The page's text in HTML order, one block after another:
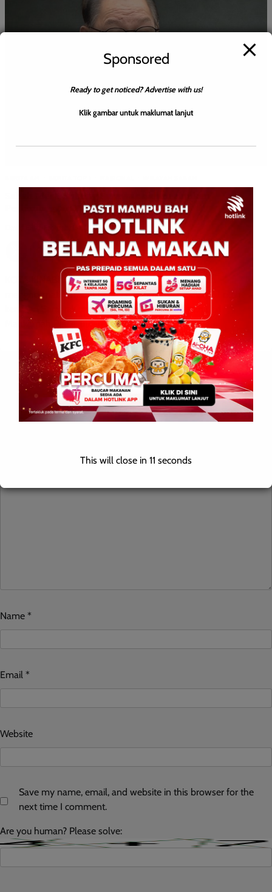
Perlembagaan PDA74
February 24, 2026 0
KOTA KINABALU: 24 Februari 2026 – Rakyat Sabah
menghormati langkah berani dan tepat yang diambil oleh
kerajaan Sarawak untuk mendapatkan ketetapan dari
Mahkamah Persekutuan mengenai […]
Leave a Reply
Your email address will not be published. Required fields are
Name *
Email *
Website
Save my name, email, and website in this browser for the
next time I comment.
Are you human? Please solve:
Sponsored
Ready to get noticed? Advertise with us!
Klik gambar untuk maklumat lanjut
This will close in 10 seconds